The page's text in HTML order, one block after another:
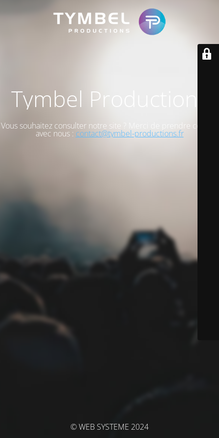
Tymbel Productions
Vous souhaitez consulter notre site ? Merci de prendre contact
avec nous : contact@tymbel-productions.fr
© WEB SYSTEME 2024